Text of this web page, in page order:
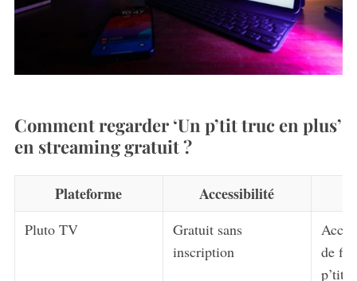
Comment regarder ‘Un p’tit truc en plus’
en streaming gratuit ?
Plateforme Accessibilité
Pluto TV
Gratuit sans
inscription
de
p’tit